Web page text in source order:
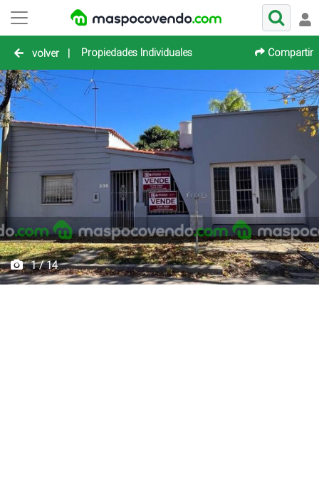
volver | Propiedades Individuales Compartir
1 / 14